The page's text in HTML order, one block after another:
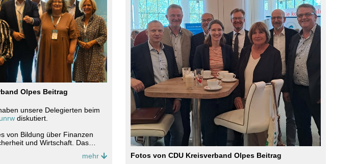
Olpes Beitrag
unsere Delegierten beim
diskutiert.
von Bildung über Finanzen
und Wirtschaft. Das
johannes_latzel
mehr Fotos von CDU Kreisverband Olpes Beitrag